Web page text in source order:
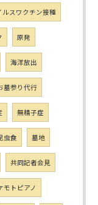
ルスワクチン接種
原発
海洋放出
墓参り代行
無精子症
虫食 墓地
共同記者会見
モトピアノ